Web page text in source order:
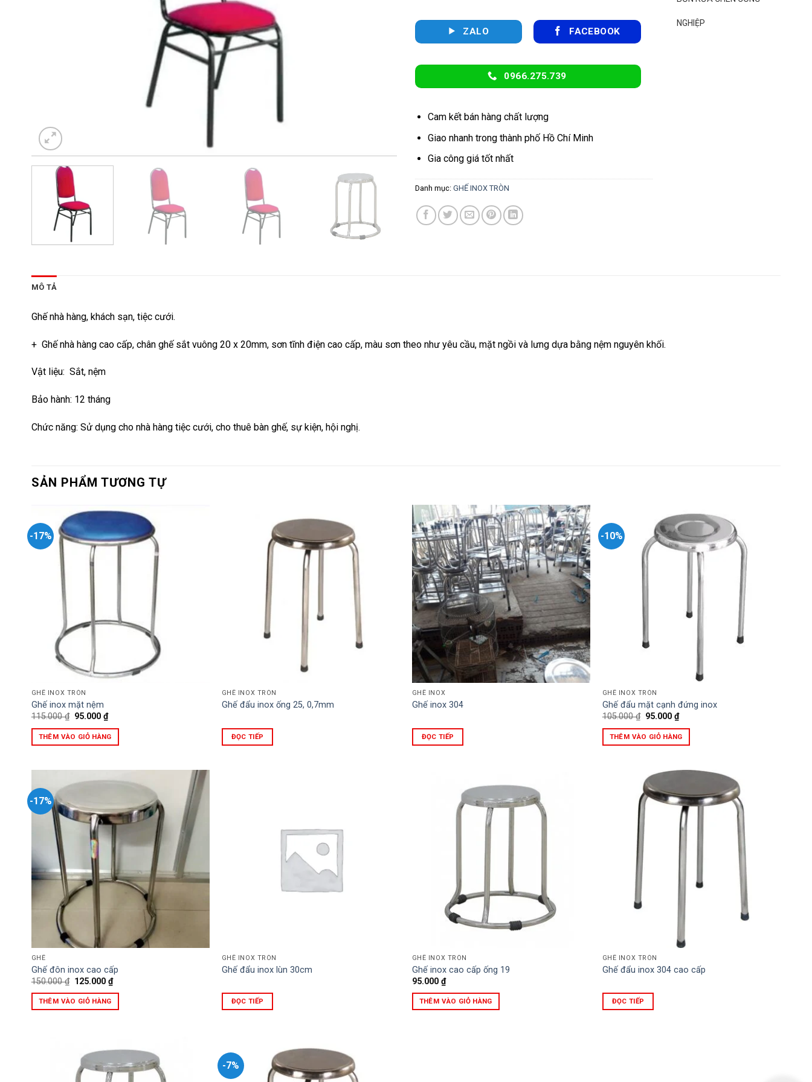
190.000 ₫.
ZALO FACEBOOK
0966.275.739
Cam kết bán hàng chất lượng
Giao nhanh trong thành phố Hồ Chí Minh
Gia công giá tốt nhất
Danh mục: GHẾ INOX TRÒN
NGHIỆP
MÔ TẢ
Ghế nhà hàng, khách sạn, tiệc cưới.
+ Ghế nhà hàng cao cấp, chân ghế sắt vuông 20 x 20mm, sơn tĩnh điện cao cấp, màu sơn theo như yêu cầu, mặt ngồi và lưng dựa bằng nệm nguyên khối.
Vật liệu: Sắt, nệm
Bảo hành: 12 tháng
Chức năng: Sử dụng cho nhà hàng tiệc cưới, cho thuê bàn ghế, sự kiện, hội nghị.
SẢN PHẨM TƯƠNG TỰ
-17%
GHẾ INOX TRÒN
Ghế inox mặt nệm
115.000₫ Giá
là:
115.000 ₫.
95.000₫Giá
hiện
tại
là:
THÊM VÀO GIỎ HÀNG
GHẾ INOX TRÒN
Ghế đẩu inox ống 25, 0,7mm
ĐỌC TIẾP
GHẾ INOX
Ghế inox 304
ĐỌC TIẾP
-10%
GHẾ INOX TRÒN
Ghế đẩu mặt cạnh đứng inox
105.000₫ Giá
là:
105.000 ₫.
95.000₫Giá
hiện
tại
là:
THÊM VÀO GIỎ HÀNG
-17%
GHẾ
Ghế đôn inox cao cấp
150.000₫ Giá
là:
150.000 ₫.
125.000₫Giá
hiện
THÊM VÀO GIỎ HÀNG
GHẾ INOX TRÒN
Ghế đẩu inox lùn 30cm
ĐỌC TIẾP
GHẾ INOX TRÒN
Ghế inox cao cấp ống 19
95.000 ₫
THÊM VÀO GIỎ HÀNG
GHẾ INOX TRÒN
Ghế đẩu inox 304 cao cấp
ĐỌC TIẾP
-7%